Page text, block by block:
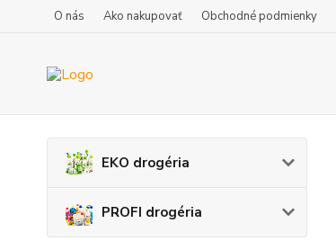
O nás Ako nakupovať Obchodné podmienky
EKO drogéria
PROFI drogéria